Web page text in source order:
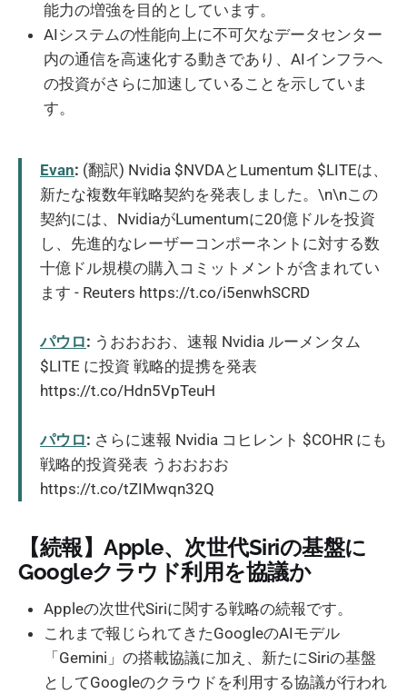
能力の増強を目的としています。
AIシステムの性能向上に不可欠なデータセンター
内の通信を高速化する動きであり、AIインフラへ
の投資がさらに加速していることを示していま
す。
Evan: (翻訳) Nvidia $NVDAとLumentum $LITEは、
新たな複数年戦略契約を発表しました。\n\nこの
契約には、NvidiaがLumentumに20億ドルを投資
し、先進的なレーザーコンポーネントに対する数
十億ドル規模の購入コミットメントが含まれてい
ます - Reuters https://t.co/i5enwhSCRD
パウロ: うおおおお、速報 Nvidia ルーメンタム
$LITE に投資 戦略的提携を発表
https://t.co/Hdn5VpTeuH
パウロ: さらに速報 Nvidia コヒレント $COHR にも
戦略的投資発表 うおおおお
https://t.co/tZIMwqn32Q
【続報】Apple、次世代Siriの基盤に
Googleクラウド利用を協議か
Appleの次世代Siriに関する戦略の続報です。
これまで報じられてきたGoogleのAIモデル
「Gemini」の搭載協議に加え、新たにSiriの基盤
としてGoogleのクラウドを利用する協議が行われ